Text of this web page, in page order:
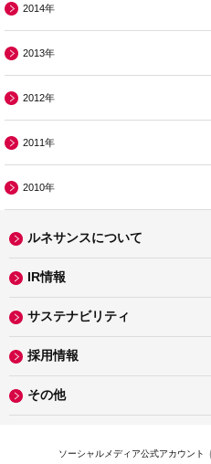
2014年
2013年
2012年
2011年
2010年
ルネサンスについて
IR情報
サステナビリティ
採用情報
その他
ソーシャルメディア公式アカウント